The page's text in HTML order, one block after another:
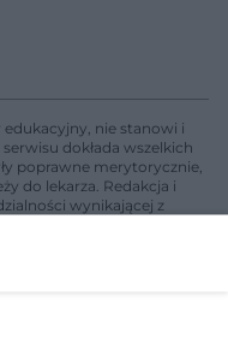
nie stanowi i
dokłada wszelkich
poprawne merytorycznie,
do lekarza. Redakcja i
wynikającej z
na udzielaniu
3 ust 1 ustawy o